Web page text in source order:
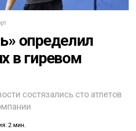
определил
в гиревом
состязались сто атлетов
2 мин.